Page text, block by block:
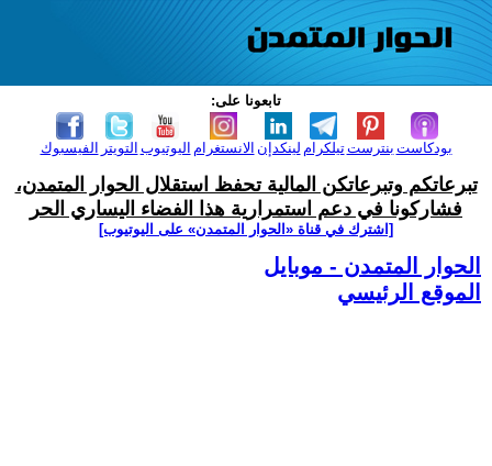
تابعونا على:
الفيسبوك التويتر اليوتيوب الانستغرام لينكدإن تيلكرامبنترست بودكاست
تبرعاتكم وتبرعاتكن المالية تحفظ استقلال الحوار المتمدن،
فشاركونا في دعم استمرارية هذا الفضاء اليساري الحر
[اشترك في قناة ‫«الحوار المتمدن» على اليوتيوب]
الحوار المتمدن - موبايل
الموقع الرئيسي